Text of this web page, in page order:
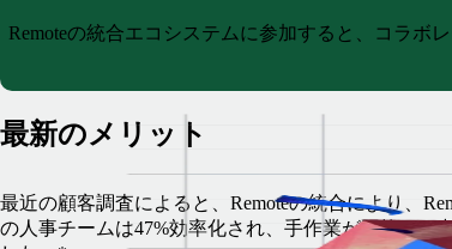
Remoteの統合エコシステムに参加すると、コラボ
最新のメリット
最近の顧客調査によると、Remoteの統合により、
の人事チームは47%効率化され、手作業が平均10.4